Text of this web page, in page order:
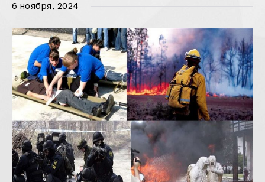
6 ноября, 2024